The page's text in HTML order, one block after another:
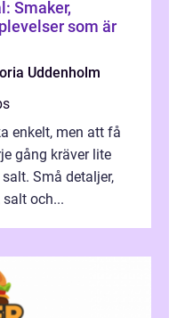
Smaker,
som är
Uddenholm
enkelt, men att få
gång kräver lite
Små detaljer,
och...